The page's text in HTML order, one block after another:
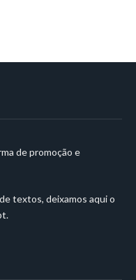
de promoção e
textos, deixamos aqui o
.